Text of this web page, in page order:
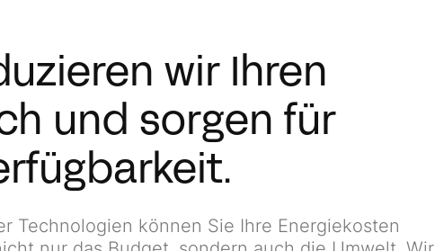
wir Ihren
und sorgen für
Technologien können Sie Ihre Energiekosten